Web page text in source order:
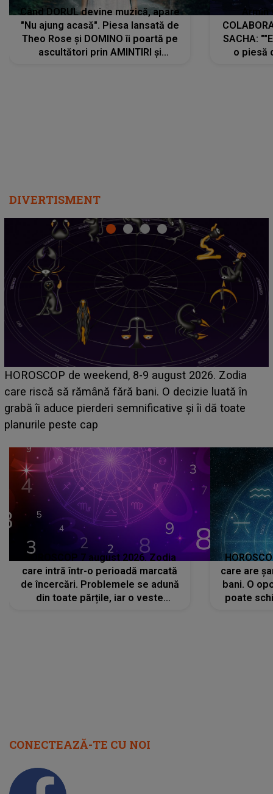
Când DORUL devine muzică, apare
"Nu ajung acasă". Piesa lansată de
Theo Rose și DOMINO îi poartă pe
ascultători prin AMINTIRI și
SACHA:
o piesă
DIVERTISMENT
Emanuel a ținut ACEST DETALIU ASCUNS până
acum! În fața Alexandrei, concurentul din Casa Iubirii
face o MĂRTURISIRE NEAȘTEPTATĂ despre mama
sa: "I-am spus și ei în față, eu nu te iubesc pentru
HOROSCOP 7 august 2026. Zodia
care intră într-o perioadă marcată
de încercări. Problemele se adună
din toate părțile, iar o veste
care are
bani. O
poate
CONECTEAZĂ-TE CU NOI